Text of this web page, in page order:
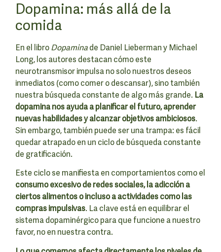
Dopamina: más allá de la
comida
En el libro Dopamina de Daniel Lieberman y Michael
Long, los autores destacan cómo este
neurotransmisor impulsa no solo nuestros deseos
inmediatos (como comer o descansar), sino también
nuestra búsqueda constante de algo más grande. La
dopamina nos ayuda a planificar el futuro, aprender
nuevas habilidades y alcanzar objetivos ambiciosos.
Sin embargo, también puede ser una trampa: es fácil
quedar atrapado en un ciclo de búsqueda constante
de gratificación.
Este ciclo se manifiesta en comportamientos como el
consumo excesivo de redes sociales, la adicción a
ciertos alimentos o incluso a actividades como las
compras impulsivas. La clave está en equilibrar el
sistema dopaminérgico para que funcione a nuestro
favor, no en nuestra contra.